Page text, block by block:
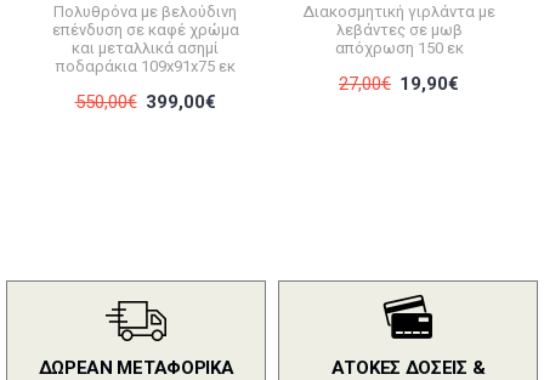
Πολυθρόνα με βελούδινη
επένδυση σε καφέ χρώμα
και μεταλλικά ασημί
ποδαράκια 109x91x75 εκ
550,00€ 399,00€
Διακοσμητική γιρλάντα με
λεβάντες σε μωβ
απόχρωση 150 εκ
27,00€ 19,90€
ΔΩΡΕΑΝ ΜΕΤΑΦΟΡΙΚΑ
ΑΤΟΚΕΣ ΔΟΣΕΙΣ &